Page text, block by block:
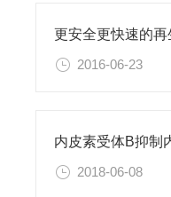
2016-06-23
2018-06-08